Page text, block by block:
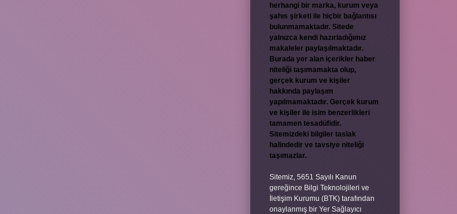
herhangi bir marka, kurum veya
şahıs şirketi ile hiçbir bağlantısı
bulunmamaktadır. Sitede
yalnızca kendi hazırladığımız
makaleler paylaşılmaktadır.
Burada yer alan içerikler haber
niteliği taşımamakta olup,
gerçek kurum ve kişiler
hakkında paylaşım
yapılmamaktadır. Gerçek kurum
ve kişiler ile isim benzerlikleri
tamamen tesadüfidir.
Sitemizdeki bilgiler taslak
halindedir ve tavsiye niteliği
taşımazlar.
Sitemiz, 5651 Sayılı Kanun
gereğince Bilgi Teknolojileri ve
İletişim Kurumu (BTK) tarafından
onaylanmış bir Yer Sağlayıcı